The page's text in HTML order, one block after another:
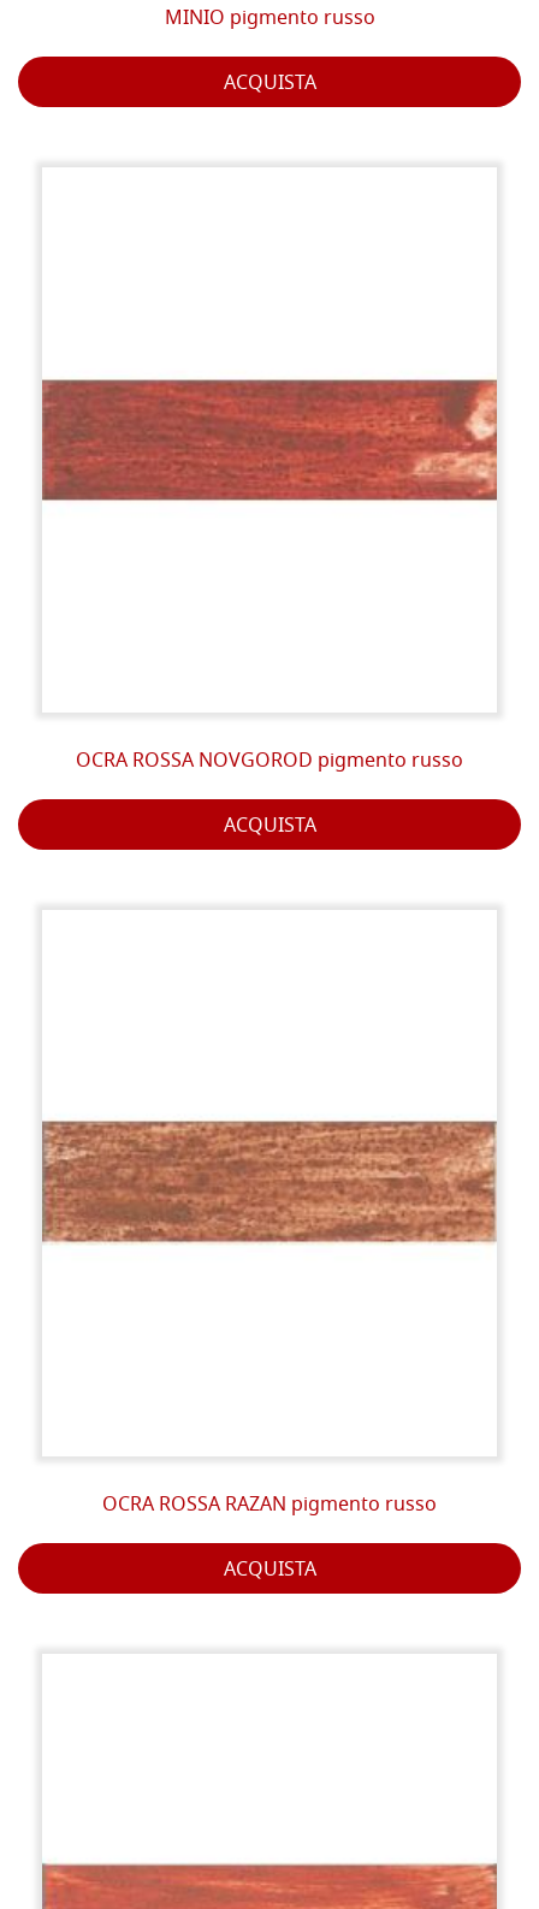
MINIO pigmento russo
ACQUISTA
OCRA ROSSA NOVGOROD pigmento russo
ACQUISTA
OCRA ROSSA RAZAN pigmento russo
ACQUISTA